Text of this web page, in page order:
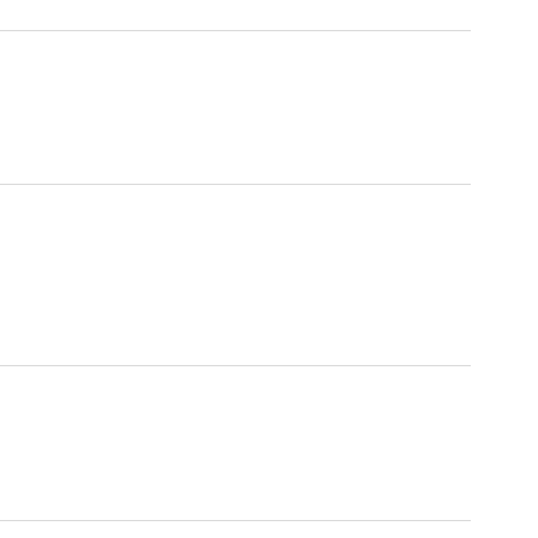
verkligen använder den. Därför ger vi dig råd hur
för de anställda och leverantörer som ska utgå
din grafiska profil (och eventuella
att säkerställa att du får maximal effekt. Vi
design som sticker ut (på rätt sätt). Majoriteten
men då och då gör vi även intresseväckande
kunder syns t ex i branschtidningar som har
används tryckt material i varierande omfattning.
både i tryckt och digital form. Därför är det
båda formerna. Ett lite annorlunda format på en
oss: vad är syftet med broschyren eller flyern?
vi ett mål som materialet ska uppfylla. Att fylla
för betraktarens nästa steg.
till trots, en av de enskilt viktigaste
och samarbetspartners. Ofta innebär det en
med dig ser vi över hela ditt mässkoncept och